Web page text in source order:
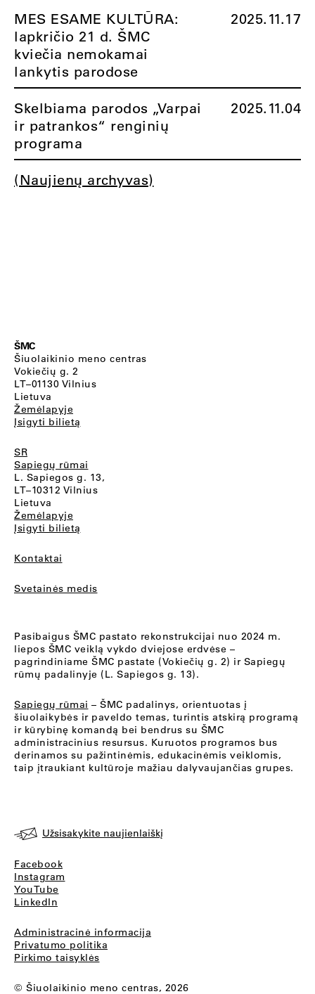
MES ESAME KULTŪRA:
lapkričio 21 d. ŠMC
kviečia nemokamai
lankytis parodose
2025.11.17
Skelbiama parodos „Varpai
ir patrankos“ renginių
programa
2025.11.04
(Naujienų archyvas)
ŠMC
Šiuolaikinio meno centras
Vokiečių g. 2
LT–01130 Vilnius
Lietuva
Žemėlapyje
Įsigyti bilietą
SR
Sapiegų rūmai
L. Sapiegos g. 13,
LT–10312 Vilnius
Lietuva
Žemėlapyje
Įsigyti bilietą
Kontaktai
Svetainės medis
Pasibaigus ŠMC pastato rekonstrukcijai nuo 2024 m.
liepos ŠMC veiklą vykdo dviejose erdvėse –
pagrindiniame ŠMC pastate (Vokiečių g. 2) ir Sapiegų
rūmų padalinyje (L. Sapiegos g. 13).
Sapiegų rūmai – ŠMC padalinys, orientuotas į
šiuolaikybės ir paveldo temas, turintis atskirą programą
ir kūrybinę komandą bei bendrus su ŠMC
administracinius resursus. Kuruotos programos bus
derinamos su pažintinėmis, edukacinėmis veiklomis,
taip įtraukiant kultūroje mažiau dalyvaujančias grupes.
Užsisakykite naujienlaiškį
Facebook
Instagram
YouTube
LinkedIn
Administracinė informacija
Privatumo politika
Pirkimo taisyklės
© Šiuolaikinio meno centras, 2026